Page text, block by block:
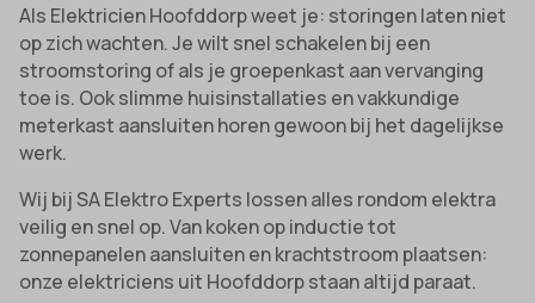
Als Elektricien Hoofddorp weet je: storingen laten niet
op zich wachten. Je wilt snel schakelen bij een
stroomstoring of als je groepenkast aan vervanging
toe is. Ook slimme huisinstallaties en vakkundige
meterkast aansluiten horen gewoon bij het dagelijkse
werk.
Wij bij SA Elektro Experts lossen alles rondom elektra
veilig en snel op. Van koken op inductie tot
zonnepanelen aansluiten en krachtstroom plaatsen:
onze elektriciens uit Hoofddorp staan altijd paraat.